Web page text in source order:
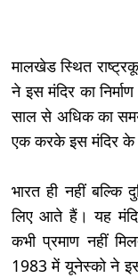
मालखेड स्थित
ने इस मंदिर का
साल से अधिक का
एक करके इस मंदिर के
भारत ही नहीं
लिए आते हैं। यह
कभी प्रमाण नहीं
1983 में यूनेस्को ने